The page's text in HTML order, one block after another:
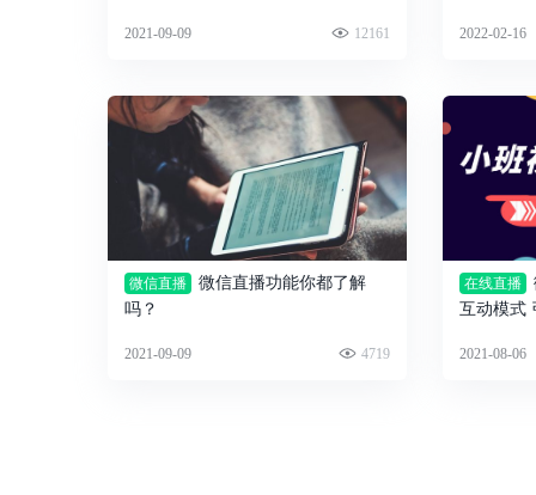
2021-09-09 12161 2022-02-16
微信直播
微信直播功能你都了解
吗？
2021-09-09 4719
在线直播
互动模式
2021-08-06